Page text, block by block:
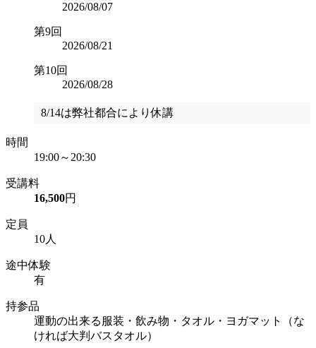
2026/08/07
第9回
2026/08/21
第10回
2026/08/28
8/14は弊社都合により休講
時間
19:00～20:30
受講料
16,500円
定員
10人
途中体験
有
持参品
運動の出来る服装・飲み物・タオル・ヨガマット（な
ければ大判バスタオル）